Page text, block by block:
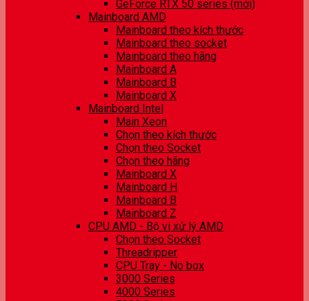
GeForce RTX 50 series (mới)
Mainboard AMD
Mainboard theo kích thước
Mainboard theo socket
Mainboard theo hãng
Mainboard A
Mainboard B
Mainboard X
Mainboard Intel
Main Xeon
Chọn theo kích thước
Chọn theo Socket
Chọn theo hãng
Mainboard X
Mainboard H
Mainboard B
Mainboard Z
CPU AMD - Bộ vi xử lý AMD
Chọn theo Socket
Threadripper
CPU Tray - No box
3000 Series
4000 Series